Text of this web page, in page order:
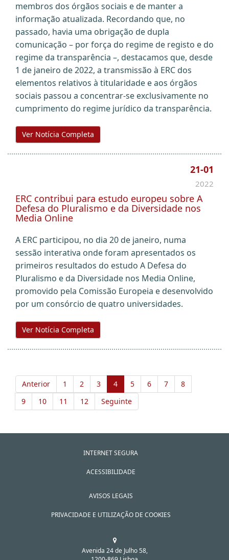
membros dos órgãos sociais e de manter a
informação atualizada. Recordando que, no
passado, havia uma obrigação de dupla
comunicação – por força do regime de registo e do
regime da transparência –, destacamos que, desde
1 de janeiro de 2022, a transmissão à ERC dos
elementos relativos à titularidade e aos órgãos
sociais passou a concentrar-se exclusivamente no
cumprimento do regime jurídico da transparência.
Ver Notícia Completa
21-01
2022
ERC contribui para estudo europeu sobre A
Defesa do Pluralismo e da Diversidade nos
Media Online
A ERC participou, no dia 20 de janeiro, numa
sessão interativa onde foram apresentados os
primeiros resultados do estudo A Defesa do
Pluralismo e da Diversidade nos Media Online,
promovido pela Comissão Europeia e desenvolvido
por um consórcio de quatro universidades.
Ver Notícia Completa
Anterior 1 2 3 4 5 6 7
8
9
10 11 12 Seguinte
INTERNET SEGURA
ACESSIBILIDADE
AVISOS LEGAIS
PRIVACIDADE E UTILIZAÇÃO DE COOKIES
Avenida 24 de Julho 58,